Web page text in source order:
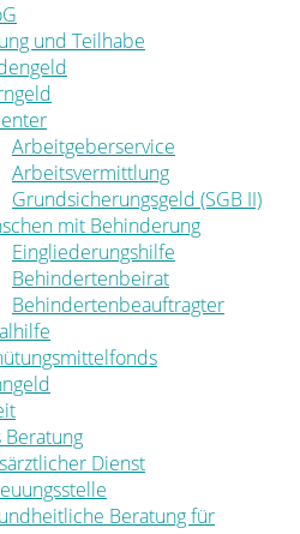
und Teilhabe
Arbeitgeberservice
Arbeitsvermittlung
Grundsicherungsgeld (SGB II)
mit Behinderung
Eingliederungshilfe
Behindertenbeirat
Behindertenbeauftragter
Beratung
Dienst
Beratung für